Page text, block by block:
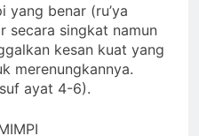
yang benar (ru’ya
secara singkat namun
kesan kuat yang
merenungkannya.
ayat 4-6).